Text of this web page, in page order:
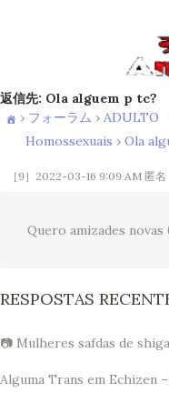
返信先: Ola alguem p tc?
› フォーラム › ADULTO
Homossexuais › Ola
［9］2022-03-16 9:09 AM 匿名
Quero amizades novas
RESPOSTAS
📷 Mulheres safdas de
Alguma Trans em Echizen